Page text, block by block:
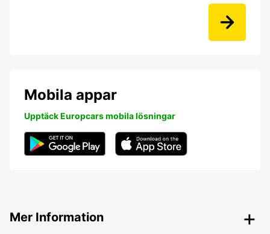
Mobila appar
Upptäck Europcars mobila lösningar
Mer Information